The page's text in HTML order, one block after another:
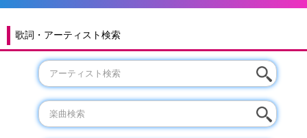
歌詞・アーティスト検索